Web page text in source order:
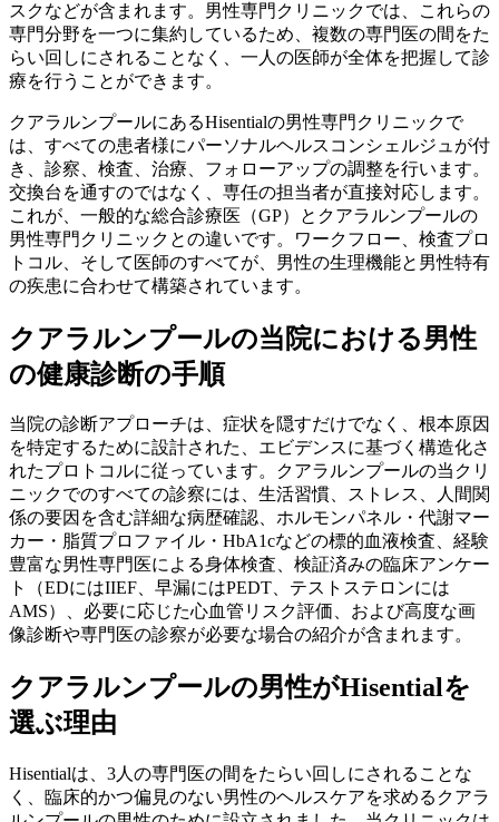
スクなどが含まれます。男性専門クリニックでは、これらの
専門分野を一つに集約しているため、複数の専門医の間をた
らい回しにされることなく、一人の医師が全体を把握して診
療を行うことができます。
クアラルンプールにあるHisentialの男性専門クリニックで
は、すべての患者様にパーソナルヘルスコンシェルジュが付
き、診察、検査、治療、フォローアップの調整を行います。
交換台を通すのではなく、専任の担当者が直接対応します。
これが、一般的な総合診療医（GP）とクアラルンプールの
男性専門クリニックとの違いです。ワークフロー、検査プロ
トコル、そして医師のすべてが、男性の生理機能と男性特有
の疾患に合わせて構築されています。
クアラルンプールの当院における男性
の健康診断の手順
当院の診断アプローチは、症状を隠すだけでなく、根本原因
を特定するために設計された、エビデンスに基づく構造化さ
れたプロトコルに従っています。クアラルンプールの当クリ
ニックでのすべての診察には、生活習慣、ストレス、人間関
係の要因を含む詳細な病歴確認、ホルモンパネル・代謝マー
カー・脂質プロファイル・HbA1cなどの標的血液検査、経験
豊富な男性専門医による身体検査、検証済みの臨床アンケー
ト（EDにはIIEF、早漏にはPEDT、テストステロンには
AMS）、必要に応じた心血管リスク評価、および高度な画
像診断や専門医の診察が必要な場合の紹介が含まれます。
クアラルンプールの男性がHisentialを
選ぶ理由
Hisentialは、3人の専門医の間をたらい回しにされることな
く、臨床的かつ偏見のない男性のヘルスケアを求めるクアラ